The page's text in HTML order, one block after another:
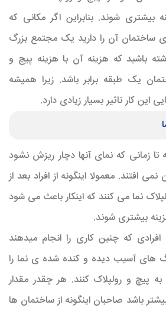
بیشتری شوند. بنابراین اگر مکانی که
ساختمان آن را دارید یک مجتمع بزرگ
باشید که هزینه آن با هزینه پیچ و
یک طبقه برابر باشد. زیرا همیشه
این کار تاثیر بسیار زیادی دارد.
تا زمانی که نمای آنها دچار ریزش نشود
افتند. معمولا اینگونه از افراد بعد از
نما می کنند که اینکار باعث می شود
بیشتری شوند.
افرادی که چنین کاری را انجام میدهند
های آسیب دیده و کنده شده ی نما را
پیچ و رولپلاک کنند. هر چقدر مقدار
باشد صاحبان اینگونه از ساختمان ها